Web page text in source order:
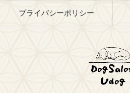
プライバシーポリシー